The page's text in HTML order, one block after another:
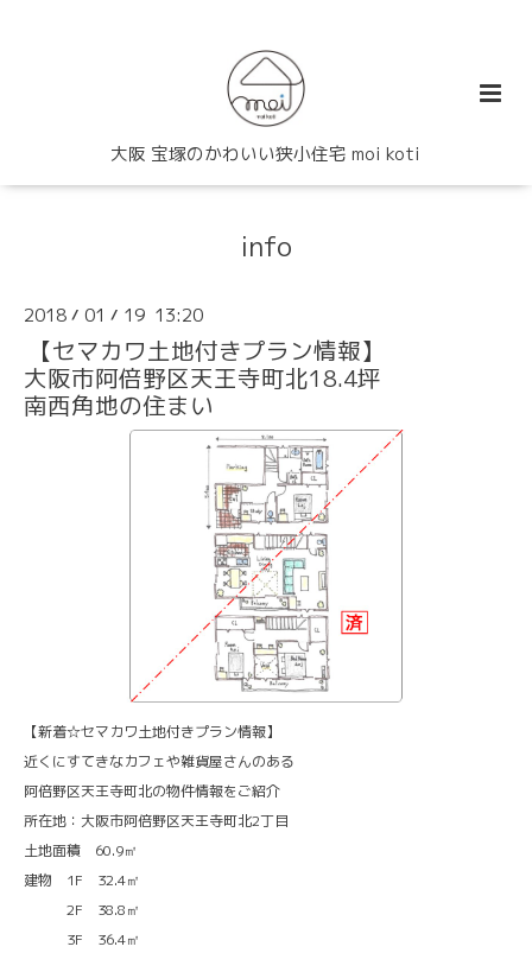
大阪 宝塚のかわいい狭小住宅 moi koti
info
2018 / 01 / 19 13:20
【セマカワ土地付きプラン情報】
大阪市阿倍野区天王寺町北18.4坪
南西角地の住まい
【新着☆セマカワ土地付きプラン情報】
近くにすてきなカフェや雑貨屋さんのある
阿倍野区天王寺町北の物件情報をご紹介
所在地：大阪市阿倍野区天王寺町北2丁目
土地面積 60.9㎡
建物 1F 32.4㎡
2F 38.8㎡
3F 36.4㎡